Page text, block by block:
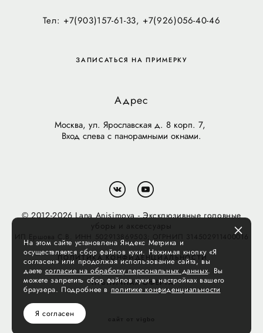
Тел: +7(903)157-61-33, +7(926)056-40-46
ЗАПИСАТЬСЯ НА ПРИМЕРКУ
Адрес
Москва, ул. Ярославская д. 8 корп. 7,
Вход слева с панорамными окнами.
© 2012-2026 Lana Anisimova - Эксклюзивные головные
уборы и аксессуары
ИП Ершова С.В. ИНН 502913869503; ОГРНИП 314502911400016
ПОЛИТИКА КОНФИДЕНЦИАЛЬНОСТИ
ПУБЛИЧНАЯ ОФЕРТА
сайт от vigbo
На этом сайте установлена Яндекс Метрика и
осуществляется сбор файлов куки. Нажимая кнопку «Я
согласен» или продолжая использование сайта, вы
даете согласие на обработку персональных данных. Вы
можете запретить сбор файлов куки в настройках вашего
браузера. Подробнее в политике конфиденциальности
Я согласен